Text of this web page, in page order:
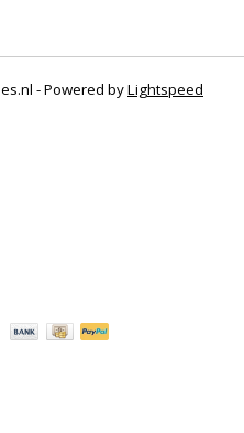
- Powered byLightspeed